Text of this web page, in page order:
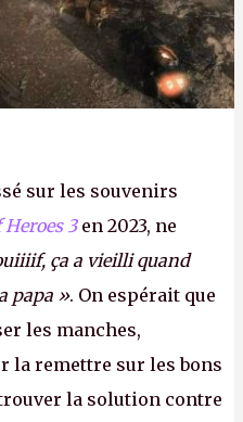
sur les souvenirs
3en 2023, ne
ça a vieilli quand
papa ». On espérait que
les manches,
la remettre sur les bons
la solution contre